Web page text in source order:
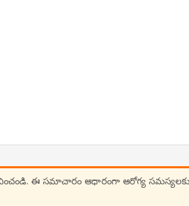
ఈ సమాచారం ఆధారంగా ఆరోగ్య సమస్యలకు